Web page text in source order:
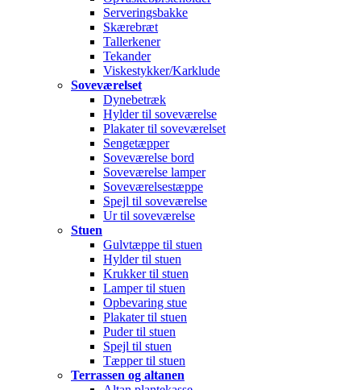
Serveringsbakke
Skærebræt
Tallerkener
Tekander
Viskestykker/Karklude
Soveværelset
Dynebetræk
Hylder til soveværelse
Plakater til soveværelset
Sengetæpper
Soveværelse bord
Soveværelse lamper
Soveværelsestæppe
Spejl til soveværelse
Ur til soveværelse
Stuen
Gulvtæppe til stuen
Hylder til stuen
Krukker til stuen
Lamper til stuen
Opbevaring stue
Plakater til stuen
Puder til stuen
Spejl til stuen
Tæpper til stuen
Terrassen og altanen